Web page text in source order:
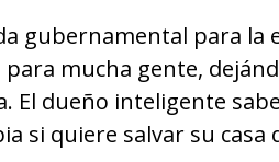
gubernamental para la
mucha gente,
El dueño inteligente
si quiere salvar su casa